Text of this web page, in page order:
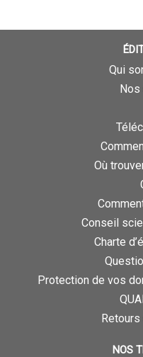
Qui
Où
Conseil
Charte
Protection de vos
NOS